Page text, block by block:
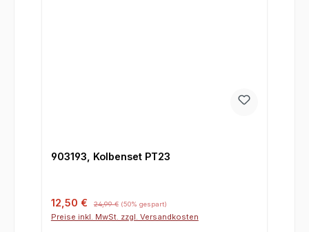
903193, Kolbenset PT23
Verkaufspreis:
12,50 € 24,99 € (50% gespart)
Preise inkl. MwSt. zzgl. Versandkosten